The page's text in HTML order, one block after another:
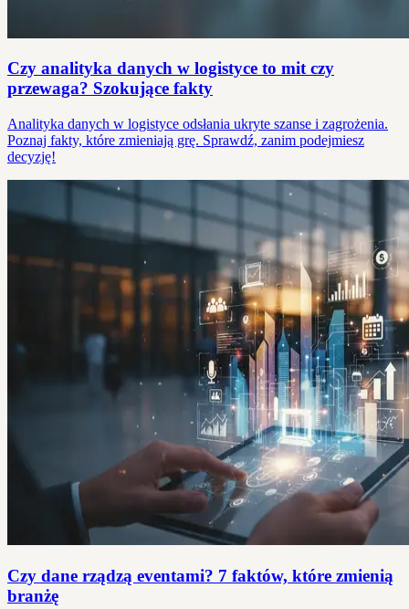
Czy analityka danych w logistyce to mit czy
przewaga? Szokujące fakty
Analityka danych w logistyce odsłania ukryte szanse i zagrożenia.
Poznaj fakty, które zmieniają grę. Sprawdź, zanim podejmiesz
decyzję!
Czy dane rządzą eventami? 7 faktów, które zmienią
branżę